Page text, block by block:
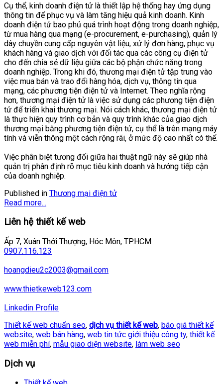
Cụ thể, kinh doanh điện tử là thiết lập hệ thống hay ứng dụng
thông tin để phục vụ và làm tăng hiệu quả kinh doanh. Kinh
doanh điện tử bao phủ quá trình hoạt động trong doanh nghiệp,
từ mua hàng qua mạng (e-procurement, e-purchasing), quản lý
dây chuyền cung cấp nguyên vật liệu, xử lý đơn hàng, phục vụ
khách hàng và giao dịch với đối tác qua các công cụ điện tử
cho đến chia sẻ dữ liệu giữa các bộ phận chức năng trong
doanh nghiệp. Trong khi đó, thương mại điện tử tập trung vào
việc mua bán và trao đổi hàng hóa, dịch vụ, thông tin qua
mạng, các phương tiện điện tử và Internet. Theo nghĩa rộng
hơn, thương mại điện tử là việc sử dụng các phương tiện điện
tử để triển khai thương mại. Nói cách khác, thương mại điện tử
là thực hiện quy trình cơ bản và quy trình khác của giao dịch
thương mại bằng phương tiện điện tử, cụ thể là trên mạng máy
tính và viễn thông một cách rộng rãi, ở mức độ cao nhất có thể.
Việc phân biệt tương đối giữa hai thuật ngữ này sẽ giúp nhà
quản trị phân định rõ mục tiêu kinh doanh và hướng tiếp cận
của doanh nghiệp.
Published in Thương mại điện tử
Read more...
Liên hệ thiết kế web
Ấp 7, Xuân Thới Thượng, Hóc Môn, TP.HCM
0907.116.123
hoangdieu2c2003@gmail.com
www.thietkeweb123.com
Linkedin Profile
Thiết kế web chuẩn seo, dịch vụ thiết kế web, báo giá thiết kế
website, web bán hàng, web tin tức giới thiệu công ty, thiết kế
web miễn phí, mẫu giao diện website, làm web seo
Dịch vụ